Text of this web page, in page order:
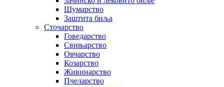
Шумарство
Заштита биља
Сточарство
Говедарство
Свињарство
Овчарство
Козарство
Живинарство
Пчеларство